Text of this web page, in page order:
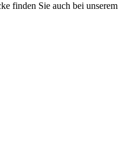
finden Sie auch bei unserem